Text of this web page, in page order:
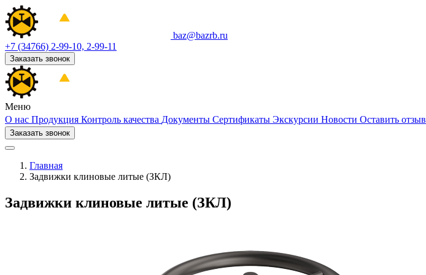
baz@bazrb.ru
+7 (34766) 2-99-10, 2-99-11
Заказать звонок
Меню
О нас Продукция Контроль качества Документы Сертификаты Экскурсии Новости Оставить отзыв
Заказать звонок
Главная
Задвижки клиновые литые (ЗКЛ)
Задвижки клиновые литые (ЗКЛ)